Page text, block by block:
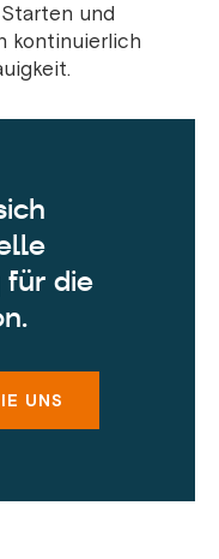
und
kontinuierlich
die
UNS